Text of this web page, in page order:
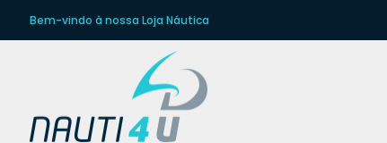
Bem-vindo à nossa Loja Náutica